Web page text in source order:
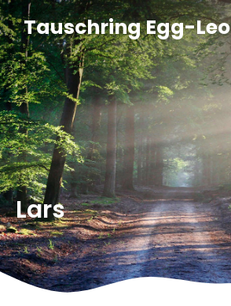
Zum
Inhalt
springen
Tauschring Egg-Leo
Lars